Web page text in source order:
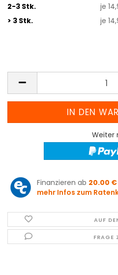
2-3 Stk.
je
> 3 Stk.
je
Weiter
Finanzieren ab 20.00
mehr Infos zum
AUF
FRAGE